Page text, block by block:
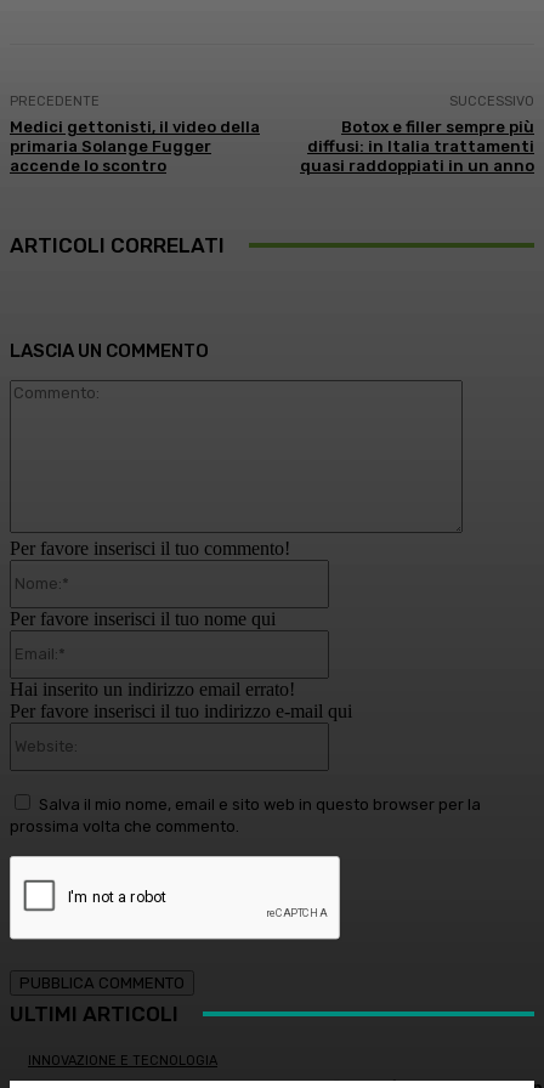
PRECEDENTE
Medici gettonisti, il video della
primaria Solange Fugger
accende lo scontro
SUCCESSIVO
Botox e filler sempre più
diffusi: in Italia trattamenti
quasi raddoppiati in un anno
ARTICOLI CORRELATI
LASCIA UN COMMENTO
Per favore inserisci il tuo commento!
Per favore inserisci il tuo nome qui
Hai inserito un indirizzo email errato!
Per favore inserisci il tuo indirizzo e-mail qui
Salva il mio nome, email e sito web in questo browser per la
prossima volta che commento.
ULTIMI ARTICOLI
INNOVAZIONE E TECNOLOGIA